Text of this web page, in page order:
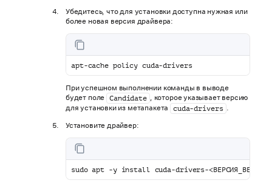
Убедитесь, что для установки доступна нужная или
более новая версия драйвера:
apt-cache policy cuda-drivers
При успешном выполнении команды в выводе
будет поле Candidate , которое указывает версию
для установки из метапакета
cuda-drivers .
Установите драйвер:
sudo apt -y install cuda-drivers-<ВЕРСИЯ_ВЕТКИ>